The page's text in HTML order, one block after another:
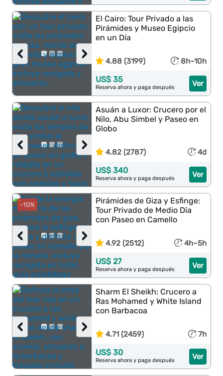
›
‹
El Cairo: Tour Privado a las
Pirámides y Museo Egipcio
en un Día
4.88 (3199) 8h–10h
Ver
US$ 35
Reserva ahora y paga después
›
‹
Asuán a Luxor: Crucero por el
Nilo, Abu Simbel y Paseo en
Globo
4.82 (2787) 4d
Ver
US$ 340
Reserva ahora y paga después
-10%
›
‹
Pirámides de Giza y Esfinge:
Tour Privado de Medio Día
con Paseo en Camello
4.92 (2512) 4h–5h
Ver
US$ 27
Reserva ahora y paga después
›
‹
Sharm El Sheikh: Crucero a
Ras Mohamed y White Island
con Barbacoa
4.71 (2459) 7h
Ver
US$ 30
Reserva ahora y paga después